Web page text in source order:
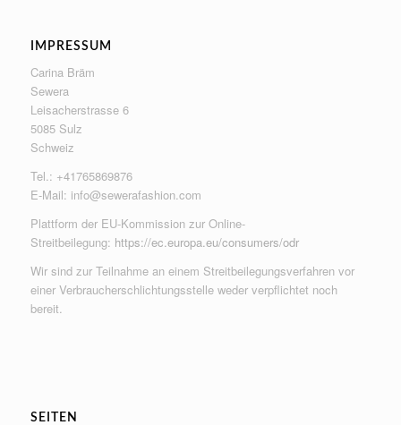
IMPRESSUM
Carina Bräm
Sewera
Leisacherstrasse 6
5085 Sulz
Schweiz
Tel.: +41765869876
E-Mail: info@sewerafashion.com
Plattform der EU-Kommission zur Online-
Streitbeilegung: https://ec.europa.eu/consumers/odr
Wir sind zur Teilnahme an einem Streitbeilegungsverfahren vor
einer Verbraucherschlichtungsstelle weder verpflichtet noch
bereit.
SEITEN